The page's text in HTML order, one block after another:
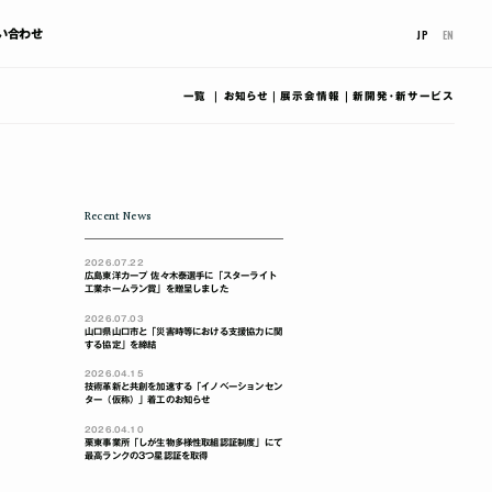
合わせ JP EN
一覧 お知らせ 展示会情報 新開発･新サービス
Recent News
2026.07.22
広島東洋カープ 佐々木泰選手に「スターライト
工業ホームラン賞」を贈呈しました
2026.07.03
山口県山口市と「災害時等における支援協力に関
する協定」を締結
2026.04.15
技術革新と共創を加速する「イノベーションセン
ター（仮称）」着工のお知らせ
2026.04.10
栗東事業所「しが生物多様性取組認証制度」にて
最高ランクの3つ星認証を取得